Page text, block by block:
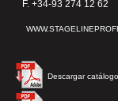
F. +34-93 274 12 62
Descargar catálogo